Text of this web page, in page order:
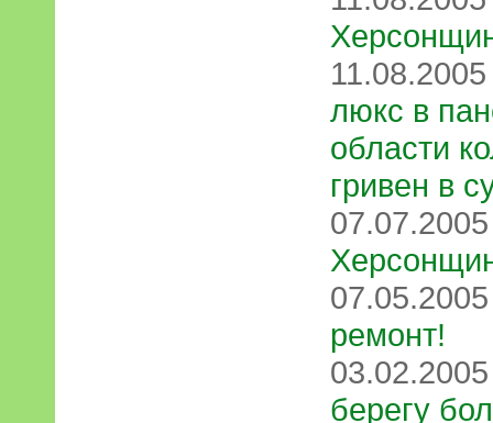
люкс в
области
гривен в
ремонт!
берегу